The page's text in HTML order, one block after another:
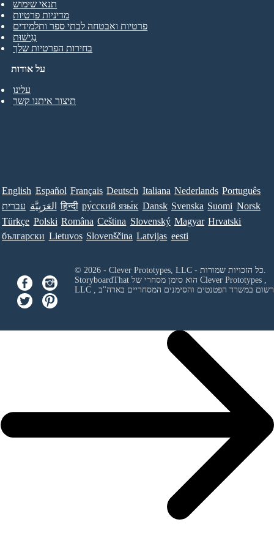
על אודות
עלינו
תיצור איתנו קשר
תנאי שימוש
מדיניות פרטיות
פרטיות ואבטחה לבתי ספר ותלמידים
נְגִישׁוּת
בחירות הפרטיות שלך
English Español Français Deutsch Italiana Nederlands Português
עברית العَرَبِيَّة हिन्दी ру́сский язы́к Dansk Svenska Suomi Norsk
Türkçe Polski Româna Ceština Slovenský Magyar Hrvatski
български Lietuvos Slovenščina Latvijas eesti
© 2026 - Clever Prototypes, LLC - כל הזכויות שמורות.
Clever Prototypes ,
LLC
ורשום במשרד הפטנטים והסימנים המסחריים בארה"ב